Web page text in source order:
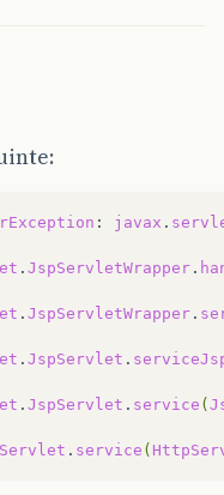
: javax .
. JspServletWrapper .
. JspServletWrapper .
. JspServlet .
. JspServlet . service (
. service (